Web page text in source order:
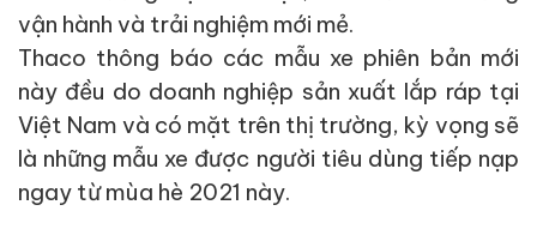
vận hành và trải nghiệm mới mẻ.
Thaco thông báo các mẫu xe phiên bản mới
này đều do doanh nghiệp sản xuất lắp ráp tại
Việt Nam và có mặt trên thị trường, kỳ vọng sẽ
là những mẫu xe được người tiêu dùng tiếp nạp
ngay từ mùa hè 2021 này.